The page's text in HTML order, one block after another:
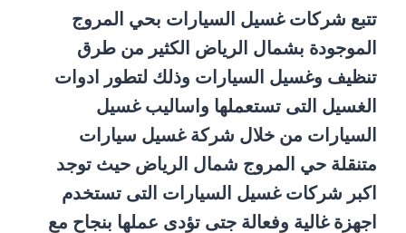
تتبع شركات غسيل السيارات بحي المروج
الموجودة بشمال الرياض الكثير من طرق
تنظيف وغسيل السيارات وذلك لتطور ادوات
الغسيل التى تستعملها واساليب غسيل
السيارات من خلال شركة غسيل سيارات
متنقلة حي المروج شمال الرياض حيث توجد
اكبر شركات غسيل السيارات التى تستخدم
اجهزة غالية وفعالة جتى تؤدى عملها بنجاح مع